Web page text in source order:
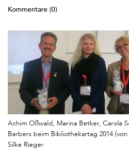
Kommentare (0)
Achim Oßwald, Marina Betker, Carola
Barbers beim Bibliothekartag 2014
Silke Rieger